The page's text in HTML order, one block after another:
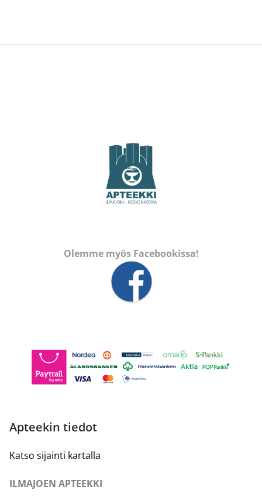
Olemme myös Facebookissa!
Apteekin tiedot
Katso sijainti kartalla
ILMAJOEN APTEEKKI